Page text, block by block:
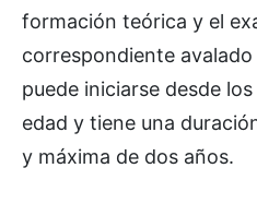
formación teórica y el
correspondiente
puede iniciarse desde
edad y tiene una
y máxima de dos años.